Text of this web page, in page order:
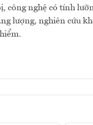
công nghệ có tính
lượng, nghiên cứu